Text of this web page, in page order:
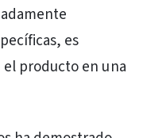
es
producto en una